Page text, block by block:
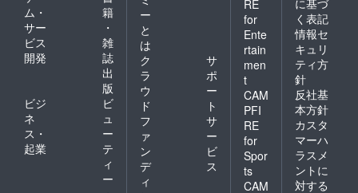
ム・
サー
ビス
開発
籍
・
雑
誌
出
版
ビジ
ネ
ス・
起業
ビ
ュ
ー
テ
ィ
ー
ー
と
は
ク
ラ
ウ
ド
フ
ァ
ン
デ
ィ
サ
ポ
ー
ト
サ
ー
ビ
ス
RE
for
Ente
rtain
men
t
CAM
PFI
RE
for
Spor
ts
CAM
に基づ
く表記
情報セ
キュリ
ティ方
針
反社基
本方針
カスタ
マーハ
ラスメ
ントに
対する